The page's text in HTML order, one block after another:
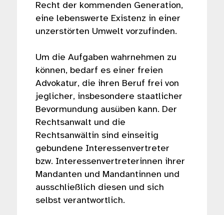
Recht der kommenden Generation,
eine lebenswerte Existenz in einer
unzerstörten Umwelt vorzufinden.
Um die Aufgaben wahrnehmen zu
können, bedarf es einer freien
Advokatur, die ihren Beruf frei von
jeglicher, insbesondere staatlicher
Bevormundung ausüben kann. Der
Rechtsanwalt und die
Rechtsanwältin sind einseitig
gebundene Interessenvertreter
bzw. Interessenvertreterinnen ihrer
Mandanten und Mandantinnen und
ausschließlich diesen und sich
selbst verantwortlich.